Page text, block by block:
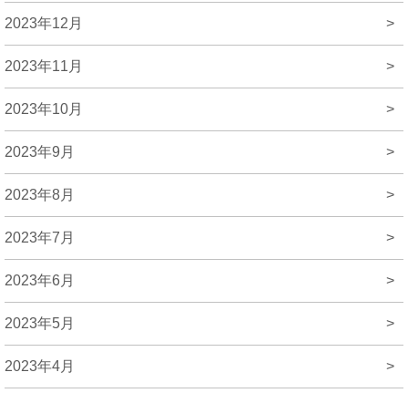
2023年12月 >
2023年11月 >
2023年10月 >
2023年9月 >
2023年8月 >
2023年7月 >
2023年6月 >
2023年5月 >
2023年4月 >